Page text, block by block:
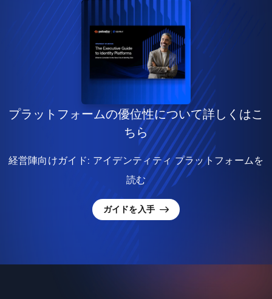
プラットフォームの優位性について詳しくはこ
ちら
経営陣向けガイド: アイデンティティ プラットフォームを
読む
ガイドを入手